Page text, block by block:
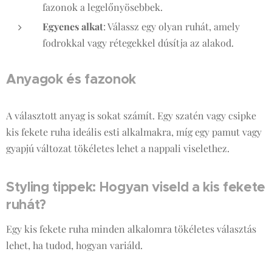
fazonok a legelőnyösebbek.
Egyenes alkat: Válassz egy olyan ruhát, amely
fodrokkal vagy rétegekkel dúsítja az alakod.
Anyagok és fazonok
A választott anyag is sokat számít. Egy szatén vagy csipke
kis fekete ruha ideális esti alkalmakra, míg egy pamut vagy
gyapjú változat tökéletes lehet a nappali viselethez.
Styling tippek: Hogyan viseld a kis fekete
ruhát?
Egy kis fekete ruha minden alkalomra tökéletes választás
lehet, ha tudod, hogyan variáld.